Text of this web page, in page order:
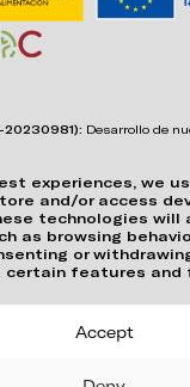
experiences, we
and/or access
technologies will
as browsing
or
features and
Accept
20230981): Desarrollo de